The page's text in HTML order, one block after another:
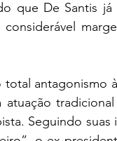
que De Santis
total antagonismo
atuação
Seguindo suas